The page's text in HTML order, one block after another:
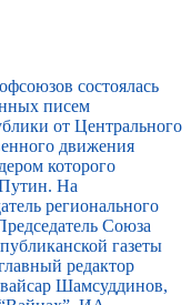
состоялась
писем
от Центрального
движения
которого
На
регионального
Союза
газеты
редактор
Шамсуддинов,